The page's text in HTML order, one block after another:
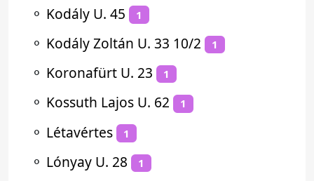
⚬ Kodály U. 45 1
⚬ Kodály Zoltán U. 33 10/2 1
⚬ Koronafürt U. 23 1
⚬ Kossuth Lajos U. 62 1
⚬ Létavértes 1
⚬ Lónyay U. 28 1